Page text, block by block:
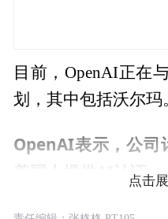
目前，OpenAI正在
划，其中包括沃尔玛
OpenAI表示，公司
美国人提供AI认证。
点击